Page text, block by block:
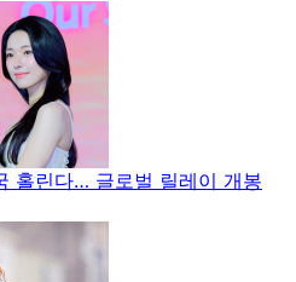
홀린다… 글로벌 릴레이 개봉